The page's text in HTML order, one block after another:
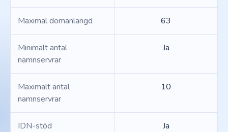
Maximal domänlängd 63
Minimalt antal
namnservrar
Ja
Maximalt antal
namnservrar
10
IDN-stöd Ja